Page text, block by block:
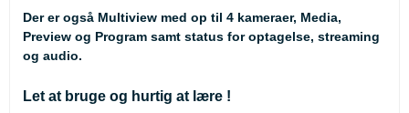
Der er også Multiview med op til 4 kameraer, Media,
Preview og Program samt status for optagelse, streaming
og audio.
Let at bruge og hurtig at lære !